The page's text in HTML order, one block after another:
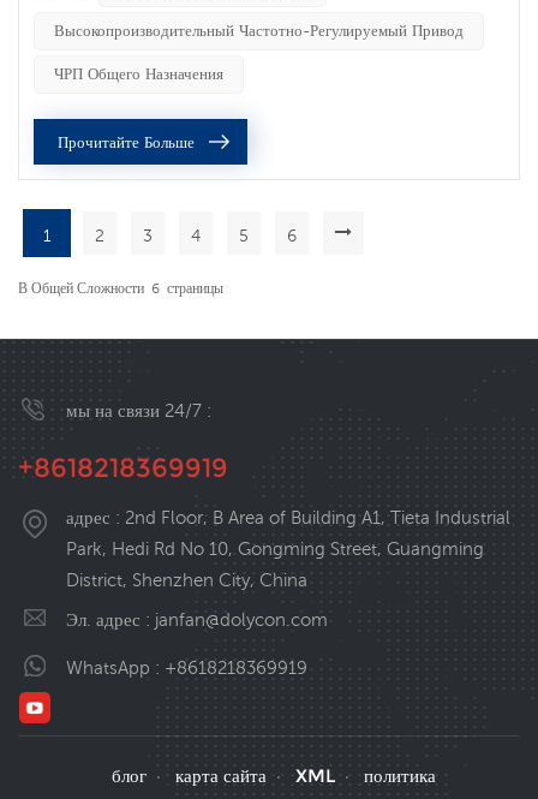
преобразователи частоты также широко используются. В
последнее время многие клиенты интересуются мерами
Высокопроизводительный Частотно-Регулируемый Привод
ЧРП Общего Назначения
Прочитайте Больше
1 2 3 4 5 6
В Общей Сложности 6 Страницы
мы на связи 24/7 :
+8618218369919
адрес : 2nd Floor, B Area of Building A1, Tieta Industrial
Park, Hedi Rd No 10, Gongming Street, Guangming
District, Shenzhen City, China
Эл. адрес : janfan@dolycon.com
WhatsApp : +8618218369919
блог · карта сайта · XML ·
политика